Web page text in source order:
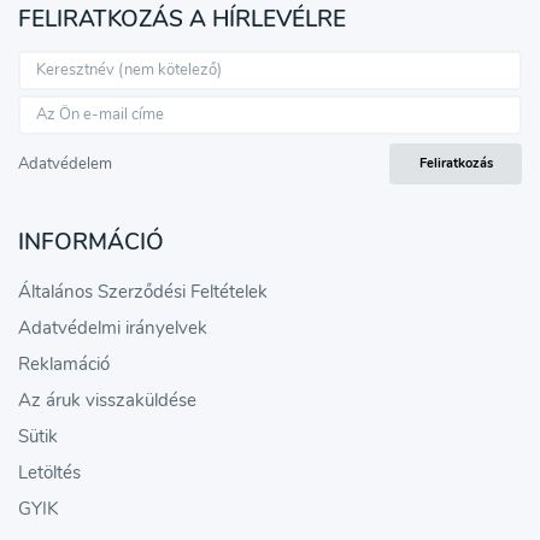
FELIRATKOZÁS A HÍRLEVÉLRE
Adatvédelem Feliratkozás
INFORMÁCIÓ
Általános Szerződési Feltételek
Adatvédelmi irányelvek
Reklamáció
Az áruk visszaküldése
Sütik
Letöltés
GYIK